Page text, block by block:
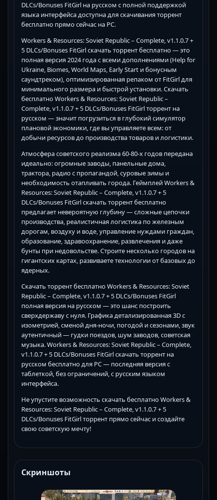
DLCs/Bonuses FitGirl на русском с полной поддержкой
языка интерфейса доступна для скачивания торрент
бесплатно прямо сейчас на PC.
Workers & Resources: Soviet Republic – Complete, v1.1.0.7 +
5 DLCs/Bonuses FitGirl скачать торрент бесплатно — это
полная версия 2024 года с всеми дополнениями (Help for
Ukraine, Biomes, World Maps, Early Start и бонусным
саундтреком), оптимизированная репаком от FitGirl для
минимального размера и быстрой установки. Скачать
бесплатно Workers & Resources: Soviet Republic –
Complete, v1.1.0.7 + 5 DLCs/Bonuses FitGirl торрент на
русском — значит погрузиться в глубокий симулятор
плановой экономики, где вы управляете всем: от
добычи ресурсов до производства товаров и логистики.
Атмосфера советского реализма 60-80-х годов передана
идеально: огромные заводы, панельные дома,
трактора, радио с пропагандой, суровые зимы и
необходимость отапливать города. Геймплей Workers &
Resources: Soviet Republic – Complete, v1.1.0.7 + 5
DLCs/Bonuses FitGirl скачать торрент бесплатно
предлагает невероятную глубину — сложные цепочки
производства, реалистичная логистика по железным
дорогам, воздуху и воде, управление нуждами граждан,
образование, здравоохранение, развлечения и даже
бунты при недовольстве. Строите несколько городов на
гигантских картах, развиваете технологии от базовых до
ядерных.
Скачать торрент бесплатно Workers & Resources: Soviet
Republic – Complete, v1.1.0.7 + 5 DLCs/Bonuses FitGirl
полная версия на русском — это шанс построить
сверхдержаву с нуля. Графика детализированная 3D с
изометрией, сменой дня-ночи, погодой и сезонами, звук
аутентичный — гудки поездов, шум заводов, советская
музыка. Workers & Resources: Soviet Republic – Complete,
v1.1.0.7 + 5 DLCs/Bonuses FitGirl скачать торрент на
русском бесплатно для PC — последняя версия с
таблеткой, без ограничений, с русским языком
интерфейса.
Не упустите возможность скачать бесплатно Workers &
Resources: Soviet Republic – Complete, v1.1.0.7 + 5
DLCs/Bonuses FitGirl торрент прямо сейчас и создайте
свою советскую мечту!
Скриншоты